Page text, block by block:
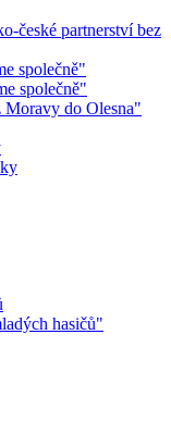
české partnerství bez
společně"
společně"
Moravy do Olesna"
hasičů"